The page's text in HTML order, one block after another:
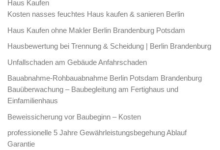
Haus Kaufen
Kosten nasses feuchtes Haus kaufen & sanieren Berlin
Haus Kaufen ohne Makler Berlin Brandenburg Potsdam
Hausbewertung bei Trennung & Scheidung | Berlin Brandenburg
Unfallschaden am Gebäude Anfahrschaden
Bauabnahme-Rohbauabnahme Berlin Potsdam Brandenburg
Bauüberwachung – Baubegleitung am Fertighaus und
Einfamilienhaus
Beweissicherung vor Baubeginn – Kosten
professionelle 5 Jahre Gewährleistungsbegehung Ablauf
Garantie